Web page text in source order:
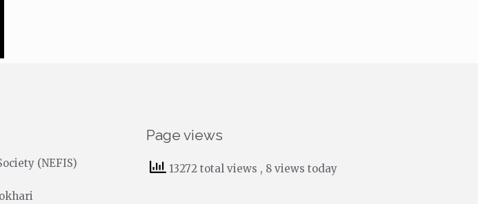
(NEFIS)
Page views
13272 total views , 8 views today